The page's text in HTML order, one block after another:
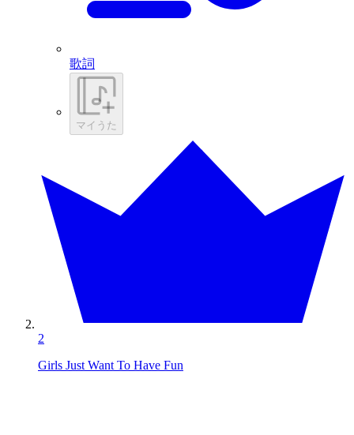
歌詞
マイうた
2
Girls Just Want To Have Fun